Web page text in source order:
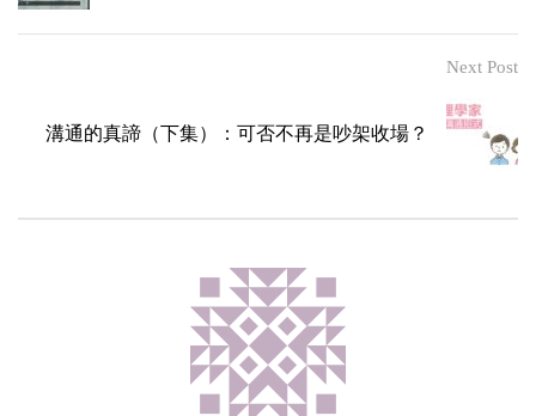
Next Post
溝通的真諦（下集）：可否不再是吵架收場？